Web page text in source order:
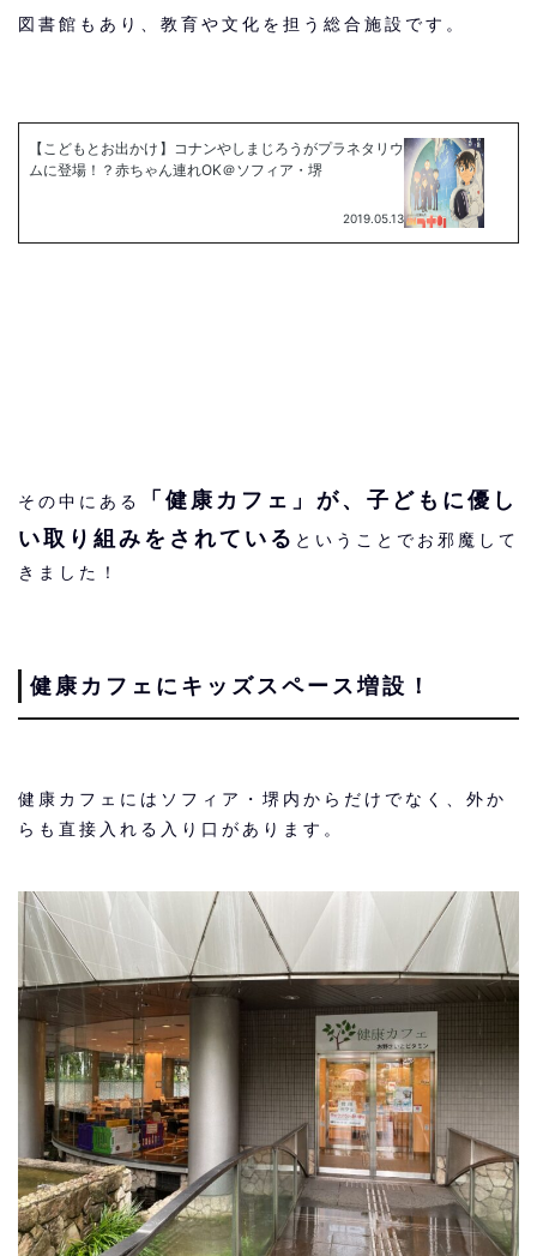
図書館もあり、教育や文化を担う総合施設です。
その中にある
「健康カフェ」が、子どもに優し
い取り組みをされている ということでお邪魔して
きました！
健康カフェにキッズスペース増設！
健康カフェにはソフィア・堺内からだけでなく、外か
らも直接入れる入り口があります。